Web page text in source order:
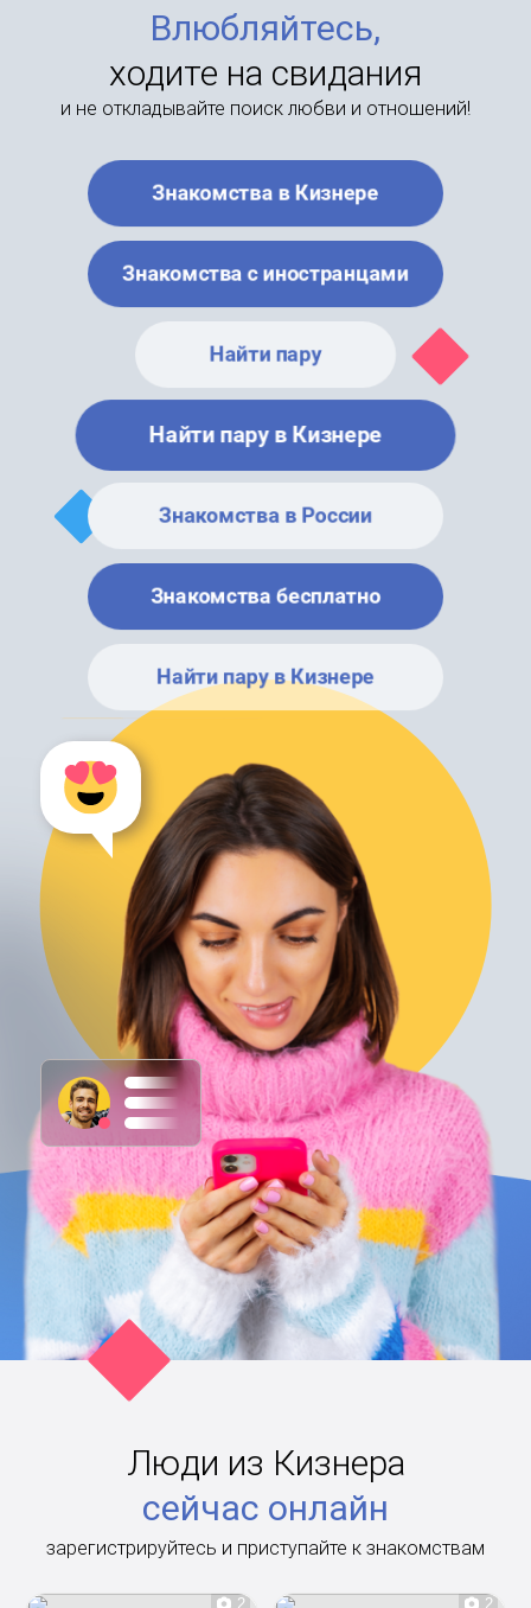
Влюбляйтесь,
ходите на свидания
и не откладывайте поиск любви и отношений!
Знакомства в Кизнере
Знакомства с иностранцами
Найти пару
Найти пару в Кизнере
Знакомства в России
Знакомства бесплатно
Найти пару в Кизнере
Люди из Кизнера
сейчас онлайн
зарегистрируйтесь и приступайте к знакомствам
2 2